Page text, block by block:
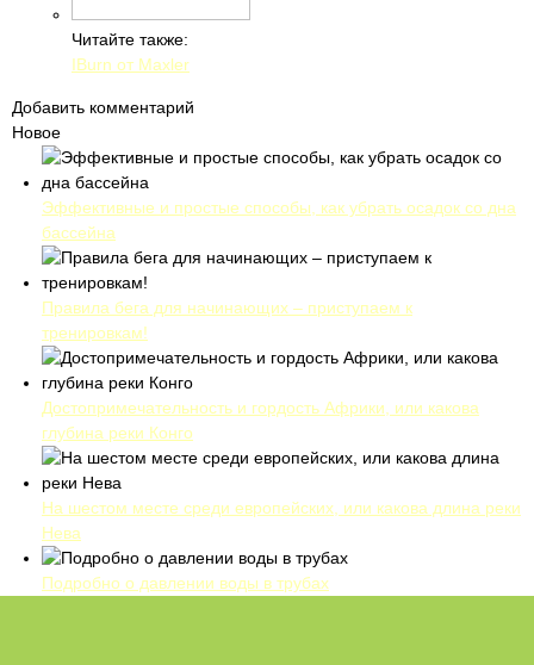
Читайте также:
IBurn от Maxler
Добавить комментарий
Новое
Эффективные и простые способы, как убрать осадок со дна
бассейна
Правила бега для начинающих – приступаем к
тренировкам!
Достопримечательность и гордость Африки, или какова
глубина реки Конго
На шестом месте среди европейских, или какова длина реки
Нева
Подробно о давлении воды в трубах